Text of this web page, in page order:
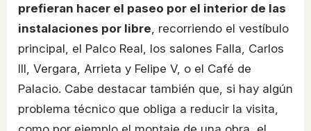
prefieran hacer el paseo por el interior de las
instalaciones por libre , recorriendo el vestíbulo
principal, el Palco Real, los salones Falla, Carlos
III, Vergara, Arrieta y Felipe V, o el Café de
Palacio. Cabe destacar también que, si hay algún
problema técnico que obliga a reducir la visita,